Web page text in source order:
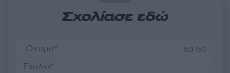
Σχολίασε εδώ
50 /50